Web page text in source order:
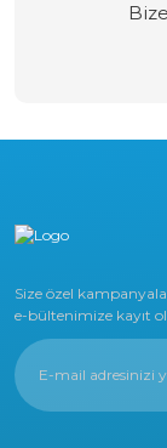
Size özel
e-bültenimize kayıt